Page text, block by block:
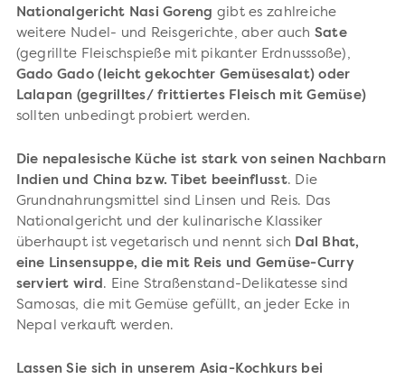
Nationalgericht Nasi Goreng gibt es zahlreiche
weitere Nudel- und Reisgerichte, aber auch Sate
(gegrillte Fleischspieße mit pikanter Erdnusssoße),
Gado Gado (leicht gekochter Gemüsesalat) oder
Lalapan (gegrilltes/ frittiertes Fleisch mit Gemüse)
sollten unbedingt probiert werden.
Die nepalesische Küche ist stark von seinen Nachbarn
Indien und China bzw. Tibet beeinflusst. Die
Grundnahrungsmittel sind Linsen und Reis. Das
Nationalgericht und der kulinarische Klassiker
überhaupt ist vegetarisch und nennt sich Dal Bhat,
eine Linsensuppe, die mit Reis und Gemüse-Curry
serviert wird. Eine Straßenstand-Delikatesse sind
Samosas, die mit Gemüse gefüllt, an jeder Ecke in
Nepal verkauft werden.
Lassen Sie sich in unserem Asia-Kochkurs bei